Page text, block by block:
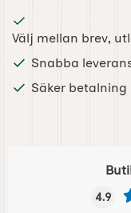
Välj mellan brev,
Snabba
Säker betalning
4.9